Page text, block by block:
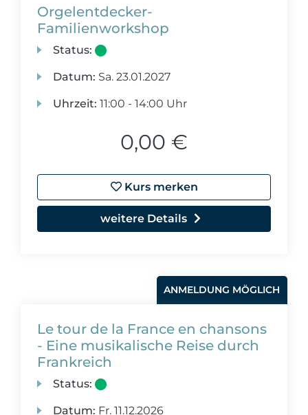
Orgelentdecker-
Familienworkshop
Status:
Datum: Sa. 23.01.2027
Uhrzeit: 11:00 - 14:00 Uhr
0,00 €
Kurs merken
weitere Details
ANMELDUNG MÖGLICH
Le tour de la France en chansons
- Eine musikalische Reise durch
Frankreich
Status:
Datum: Fr. 11.12.2026